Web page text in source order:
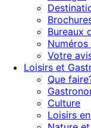
Bureaux
Votre
Loisirs et
Que
Culture
Loisirs